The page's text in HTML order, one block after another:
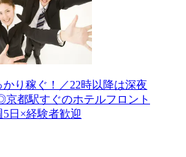
かり稼ぐ！／22時以降は深夜
京都駅すぐのホテルフロント
日×経験者歓迎